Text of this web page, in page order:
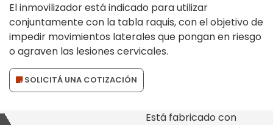
El inmovilizador está indicado para utilizar
conjuntamente con la tabla raquis, con el objetivo de
impedir movimientos laterales que pongan en riesgo
o agraven las lesiones cervicales.
SOLICITÁ UNA COTIZACIÓN
Está fabricado con